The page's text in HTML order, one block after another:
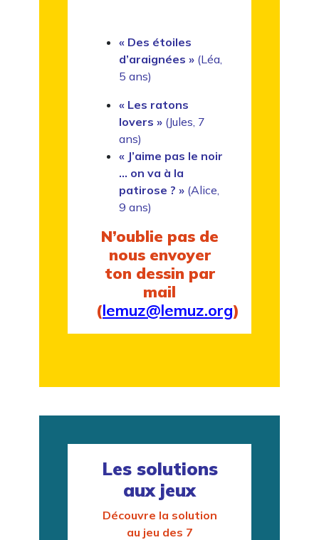
« Des étoiles
d’araignées » (Léa,
5 ans)
« Les ratons
lovers » (Jules, 7
ans)
« J’aime pas le noir
… on va à la
patirose ? » (Alice,
9 ans)
N’oublie pas de
nous envoyer
ton dessin par
mail
(lemuz@lemuz.org)
Les solutions
aux jeux
Découvre la solution
au jeu des 7